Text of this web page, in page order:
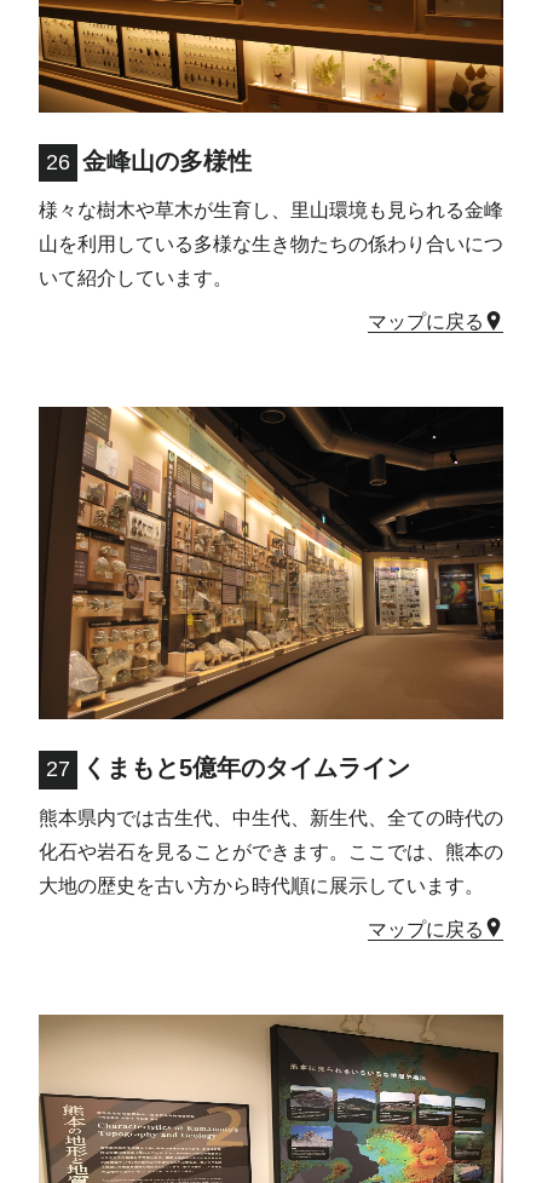
26 金峰山の多様性
様々な樹木や草木が生育し、里山環境も見られる金峰
山を利用している多様な生き物たちの係わり合いにつ
いて紹介しています。
マップに戻る
27 くまもと5億年のタイムライン
熊本県内では古生代、中生代、新生代、全ての時代の
化石や岩石を見ることができます。ここでは、熊本の
大地の歴史を古い方から時代順に展示しています。
マップに戻る